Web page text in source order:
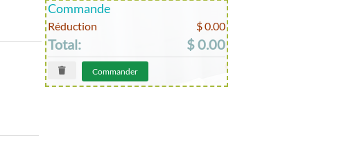
Commande
Réduction $ 0.00
Total: $ 0.00
Commander